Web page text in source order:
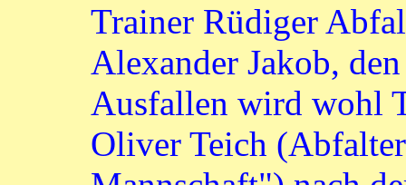
Trainer Rüdiger
Alexander Jakob,
Ausfallen wird wohl
Oliver Teich